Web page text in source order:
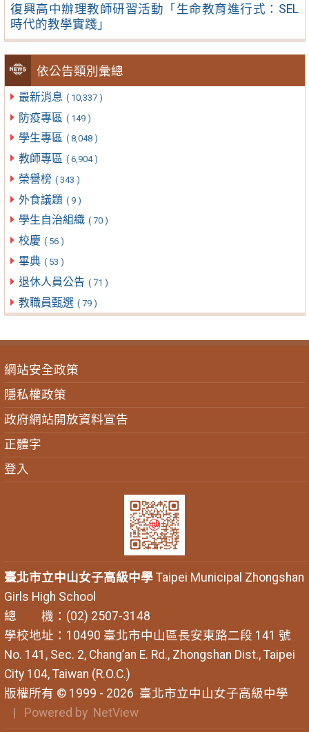
復興高中辦理教師研習活動「生命教育進行式：SEL
時代的教學實踐」
依公告類別彙總
最新消息 ( 10,337 )
防疫專區 ( 149 )
學生專區 ( 8,048 )
教師專區 ( 6,904 )
榮譽榜 ( 343 )
外食議題 ( 9 )
學生自治組織 ( 70 )
校慶 ( 56 )
畢典 ( 53 )
退休人員公告 ( 71 )
教職員甄選 ( 79 )
網站安全政策
隱私權政策
政府網站開放資料宣告
正體字
登入
臺北市立中山女子高級中學Taipei Municipal Zhongshan
Girls High School
總 機：(02) 2507-3148
學校地址：10490 臺北市中山區長安東路二段 141 號
No. 141, Sec. 2, Chang’an E. Rd., Zhongshan Dist., Taipei
City 104, Taiwan (R.O.C.)
版權所有 © 1999 - 2026 臺北市立中山女子高級中學
| Powered by NetView